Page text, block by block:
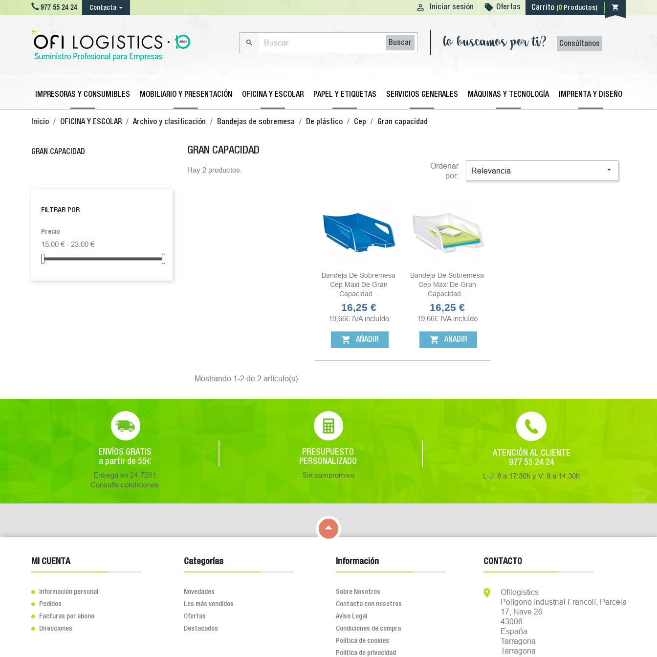
977 55 24 24 Contacta  Iniciar sesión  Ofertas Carrito (0Productos) shopping_cart
 Buscar lo buscamos por ti? Consúltanos
IMPRESORAS Y CONSUMIBLES MOBILIARIO Y PRESENTACIÓN OFICINA Y ESCOLAR PAPEL Y ETIQUETAS SERVICIOS GENERALES MÁQUINAS Y TECNOLOGÍA IMPRENTA Y DISEÑO
Inicio OFICINA Y ESCOLAR Archivo y clasificación Bandejas de sobremesa De plástico Cep Gran capacidad
GRAN CAPACIDAD
FILTRAR POR
Precio
15.00 € - 23.00 €
GRAN CAPACIDAD
Hay 2 productos.
Ordenar
por:
Relevancia 
Bandeja De Sobremesa
Cep Maxi De Gran
Capacidad...
Precio
16,25 €
19,66€ IVA incluído
shopping_cart AÑADIR
Bandeja De Sobremesa
Cep Maxi De Gran
Capacidad...
Precio
16,25 €
19,66€ IVA incluído
shopping_cart AÑADIR
Mostrando 1-2 de 2 artículo(s)
ENVÍOS GRATIS
a partir de 55€
Entrega en 24-72/H.
Consulte condiciones.
PRESUPUESTO
PERSONALIZADO
Sin compromiso
ATENCIÓN AL CLIENTE
977 55 24 24
L-J: 8 a 17:30h y V: 8 a 14:30h

MI CUENTA
 Información personal
 Pedidos
 Facturas por abono
 Direcciones
Categorías
Novedades
Los más vendidos
Ofertas
Destacados
Información
Sobre Nosotros
Contacta con nosotros
Aviso Legal
Condiciones de compra
Política de cookies
Política de privacidad
CONTACTO

Ofilogistics
Polígono Industrial Francolí, Parcela
17, Nave 26
43006
España
Tarragona
Tarragona